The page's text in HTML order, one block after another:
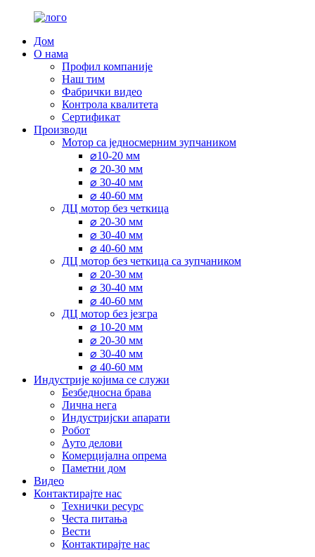
Дом
О нама
Профил компаније
Наш тим
Фабрички видео
Контрола квалитета
Сертификат
Производи
Мотор са једносмерним зупчаником
⌀10-20 мм
⌀ 20-30 мм
⌀ 30-40 мм
⌀ 40-60 мм
ДЦ мотор без четкица
⌀ 20-30 мм
⌀ 30-40 мм
⌀ 40-60 мм
ДЦ мотор без четкица са зупчаником
⌀ 20-30 мм
⌀ 30-40 мм
⌀ 40-60 мм
ДЦ мотор без језгра
⌀ 10-20 мм
⌀ 20-30 мм
⌀ 30-40 мм
⌀ 40-60 мм
Индустрије којима се служи
Безбедносна брава
Лична нега
Индустријски апарати
Робот
Ауто делови
Комерцијална опрема
Паметни дом
Видео
Контактирајте нас
Технички ресурс
Честа питања
Вести
Контактирајте нас